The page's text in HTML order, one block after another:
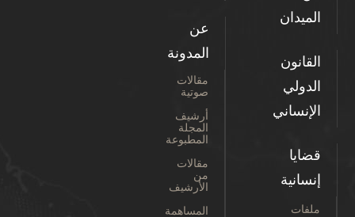
الميدان
القانون
الدولي
الإنساني
قضايا
إنسانية
ملفات
عن
المدونة
مقالات
صوتية
أرشيف
المجلة
المطبوعة
مقالات
من
الأرشيف
المساهمة